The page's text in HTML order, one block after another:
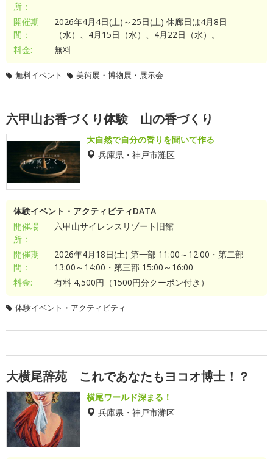
所：
開催期
間：
2026年4月4日(土)～25日(土) 休廊日は4月8日
（水）、4月15日（水）、4月22日（水）。
料金:
無料
無料イベント 美術展・博物展・展示会
六甲山お香づくり体験 山の香づくり
大自然で自分の香りを聞いて作る
兵庫県・神戸市灘区
体験イベント・アクティビティDATA
開催場
所：
六甲山サイレンスリゾート旧館
開催期
間：
2026年4月18日(土) 第一部 11:00～12:00・第二部
13:00～14:00・第三部 15:00～16:00
料金:
有料 4,500円（1500円分クーポン付き）
体験イベント・アクティビティ
大横尾辞苑 これであなたもヨコオ博士！？
横尾ワールド深まる！
兵庫県・神戸市灘区